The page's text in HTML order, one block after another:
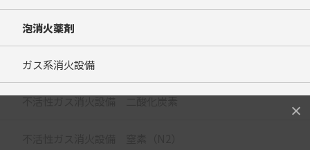
泡消火薬剤
ガス系消火設備